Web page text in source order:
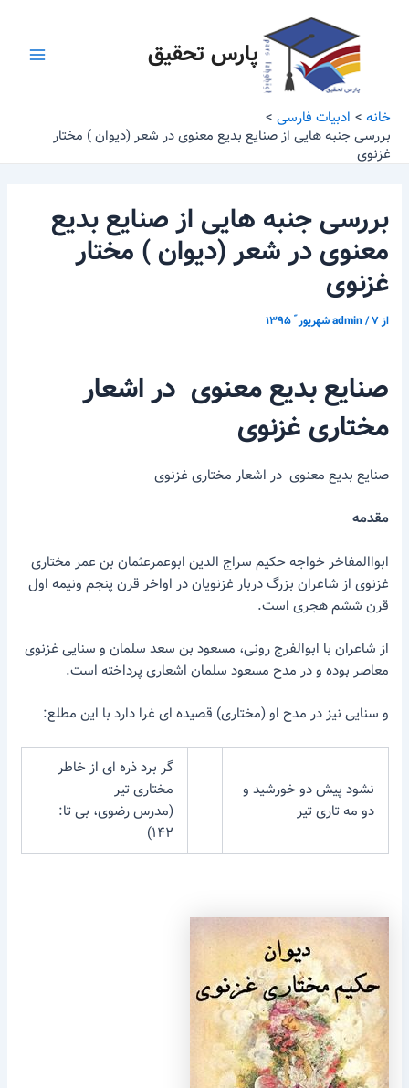
پارس تحقیق
خانه
ادبیات فارسی
بررسی جنبه هایی از صنایع بدیع معنوی در شعر (دیوان ) مختار
غزنوی
بررسی جنبه هایی از صنایع بدیع
معنوی در شعر (دیوان ) مختار
غزنوی
از admin/۷ شهریور ّ ۱۳۹۵
صنایع بدیع معنوی در اشعار
مختاری غزنوی
صنایع بدیع معنوی در اشعار مختاری غزنوی
مقدمه
ابواالمفاخر خواجه حکیم سراج الدین ابوعمرعثمان بن عمر مختاری
غزنوی از شاعران بزرگ دربار غزنویان در اواخر قرن پنجم ونیمه اول
قرن ششم هجری است.
از شاعران با ابوالفرج رونی، مسعود بن سعد سلمان و سنایی غزنوی
معاصر بوده و در مدح مسعود سلمان اشعاری پرداخته است.
و سنایی نیز در مدح او (مختاری) قصیده ای غرا دارد با این مطلع:
نشود پیش دو خورشید و
دو مه تاری تیر
گر برد ذره ای از خاطر
مختاری تیر
(مدرس رضوی، بی تا:
۱۴۲)